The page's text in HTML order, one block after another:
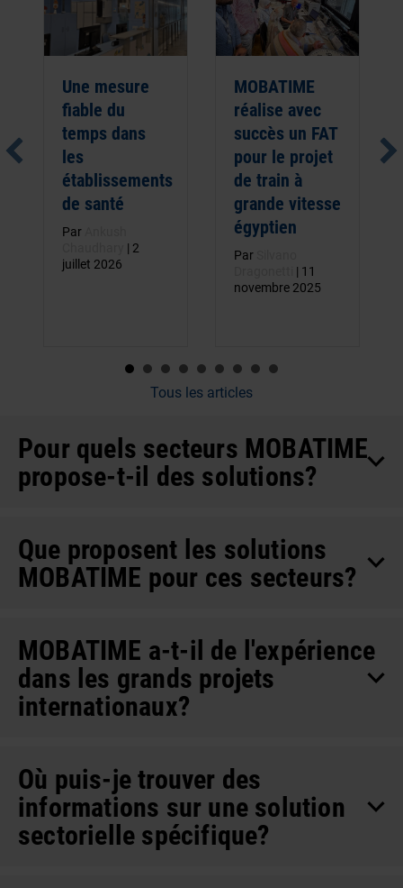
Une mesure
fiable du
temps dans
les
établissements
de santé
Par
| 2
juillet 2026
MOBATIME
réalise avec
succès un FAT
pour le projet
de train à
grande vitesse
égyptien
Par
| 11
novembre 2025
Tous les articles
Pour quels secteurs MOBATIME
propose-t-il des solutions?
Que proposent les solutions
MOBATIME pour ces secteurs?
MOBATIME a-t-il de l'expérience
dans les grands projets
internationaux?
Où puis-je trouver des
informations sur une solution
sectorielle spécifique?